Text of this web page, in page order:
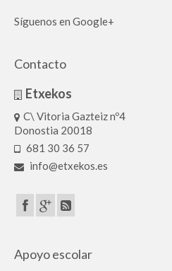
Síguenos en Google+
Contacto
Etxekos
C\ Vitoria Gazteiz nº4
Donostia 20018
681 30 36 57
info@etxekos.es
Apoyo escolar